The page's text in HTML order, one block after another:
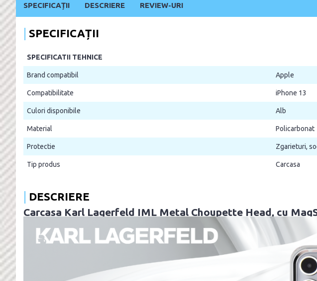
SPECIFICAȚII DESCRIERE REVIEW-URI
SPECIFICAȚII
SPECIFICATII TEHNICE
Brand compatibil Apple
Compatibilitate iPhone 13
Culori disponibile Alb
Material Policarbonat
Protectie Zgarieturi,
Tip produs Carcasa
DESCRIERE
Carcasa Karl Lagerfeld IML Metal Choupette Head, cu